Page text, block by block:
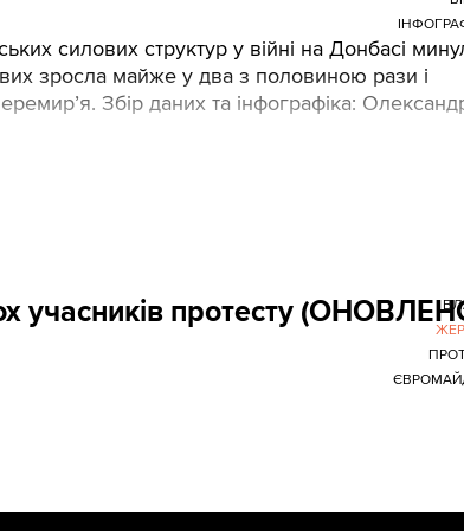
силових структур у війні на Донбасі
зросла майже у два з половиною рази і
Збір даних та інфографіка:
учасників протесту